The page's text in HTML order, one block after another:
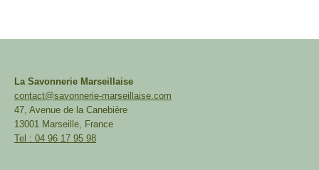
La Savonnerie Marseillaise
contact@savonnerie-marseillaise.com
47, Avenue de la Canebière
13001 Marseille, France
Tel : 04 96 17 95 98